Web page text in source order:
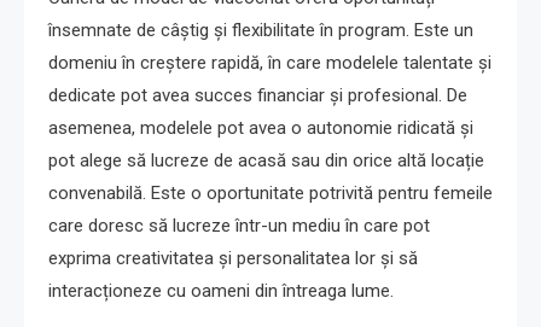
însemnate de câștig și flexibilitate în program. Este un
domeniu în creștere rapidă, în care modelele talentate și
dedicate pot avea succes financiar și profesional. De
asemenea, modelele pot avea o autonomie ridicată și
pot alege să lucreze de acasă sau din orice altă locație
convenabilă. Este o oportunitate potrivită pentru femeile
care doresc să lucreze într-un mediu în care pot
exprima creativitatea și personalitatea lor și să
interacționeze cu oameni din întreaga lume.